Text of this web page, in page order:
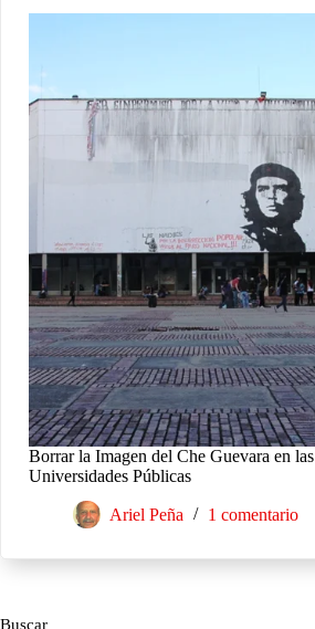
Borrar la Imagen del Che Guevara en las
Universidades Públicas
Ariel Peña 1 comentario
Buscar